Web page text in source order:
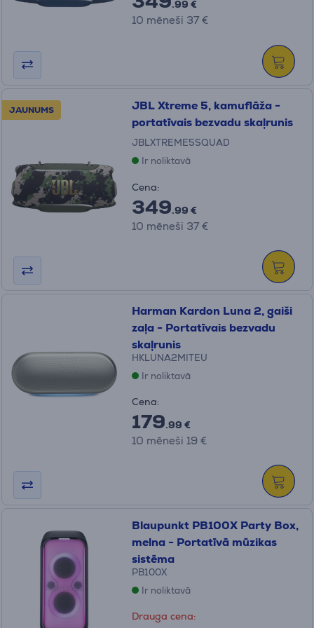
.99 €
10 mēneši 37 €
JAUNUMS
JBL Xtreme 5, kamuflāža -
portatīvais bezvadu skaļrunis
JBLXTREME5SQUAD
Ir noliktavā
Cena:
349.99 €
10 mēneši 37 €
Harman Kardon Luna 2, gaiši
zaļa - Portatīvais bezvadu
skaļrunis
HKLUNA2MITEU
Ir noliktavā
Cena:
179.99 €
10 mēneši 19 €
Blaupunkt PB100X Party Box,
melna - Portatīvā mūzikas
sistēma
PB100X
Ir noliktavā
Drauga cena: